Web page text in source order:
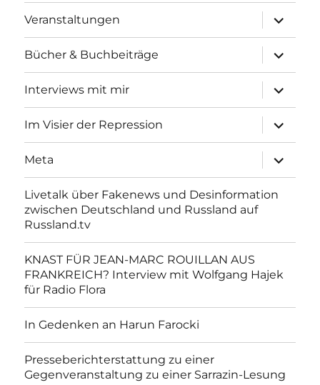
Veranstaltungen
anzeigen
Bücher & Buchbeiträge
anzeigen
Interviews mit mir
anzeigen
Im Visier der Repression
anzeigen
Meta
anzeigen
Livetalk über Fakenews und Desinformation
zwischen Deutschland und Russland auf
Russland.tv
KNAST FÜR JEAN-MARC ROUILLAN AUS
FRANKREICH? Interview mit Wolfgang Hajek
für Radio Flora
In Gedenken an Harun Farocki
Presseberichterstattung zu einer
Gegenveranstaltung zu einer Sarrazin-Lesung